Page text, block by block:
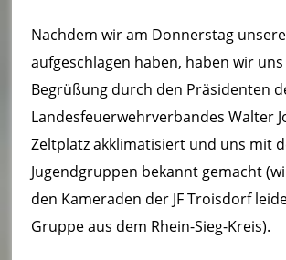
ei
m
–
L
ö
s
Nachdem wir am Donnerstag
aufgeschlagen haben, haben wir
Begrüßung durch den Präsidenten
Landesfeuerwehrverbandes Walter
Zeltplatz akklimatisiert und uns mit
Jugendgruppen bekannt gemacht
den Kameraden der JF Troisdorf
Gruppe aus dem Rhein-Sieg-Kreis).